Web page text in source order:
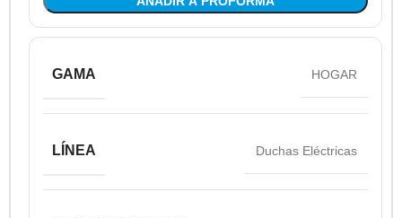
GAMA HOGAR
LÍNEA Duchas Eléctricas